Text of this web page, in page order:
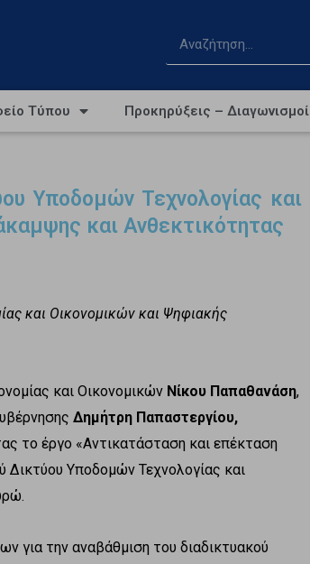
Τύπου Προκηρύξεις – Διαγωνισμοί
Υποδομών Τεχνολογίας και
και Ανθεκτικότητας
και Οικονομικών και Ψηφιακής
και Οικονομικών Νίκου Παπαθανάση,
Δημήτρη Παπαστεργίου,
το έργο «Αντικατάσταση και επέκταση
Υποδομών Τεχνολογίας και
για την αναβάθμιση του διαδικτυακού